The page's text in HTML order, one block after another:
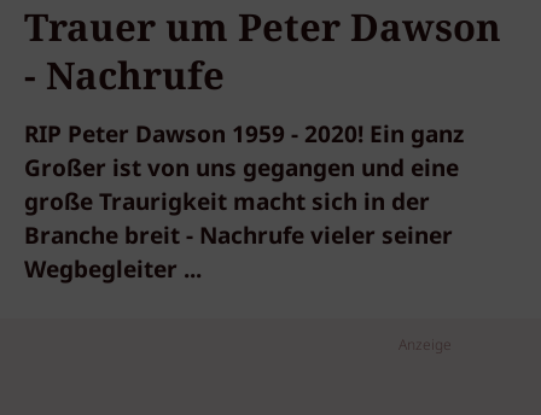
Trauer um Peter Dawson
- Nachrufe
RIP Peter Dawson 1959 - 2020! Ein ganz
Großer ist von uns gegangen und eine
große Traurigkeit macht sich in der
Branche breit - Nachrufe vieler seiner
Wegbegleiter ...
Anzeige